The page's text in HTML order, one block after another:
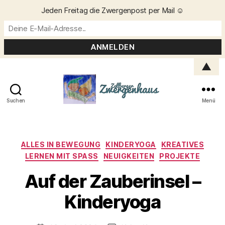
Suchen Menü
Kategorien
ALLES IN BEWEGUNG KINDERYOGA
KREATIVES
LERNEN MIT SPASS
NEUIGKEITEN PROJEKTE
Auf der Zauberinsel –
Kinderyoga
Beitragsautor
V
o
n
C
Jeden Freitag die Zwergenpost per Mail ☺️
▲